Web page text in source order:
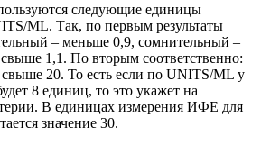
следующие единицы
ML. Так, по первым результаты
– меньше 0,9, сомнительный –
1,1. По вторым соответственно:
20. То есть если по UNITS/ML у
8 единиц, то это укажет на
В единицах измерения ИФЕ для
значение 30.